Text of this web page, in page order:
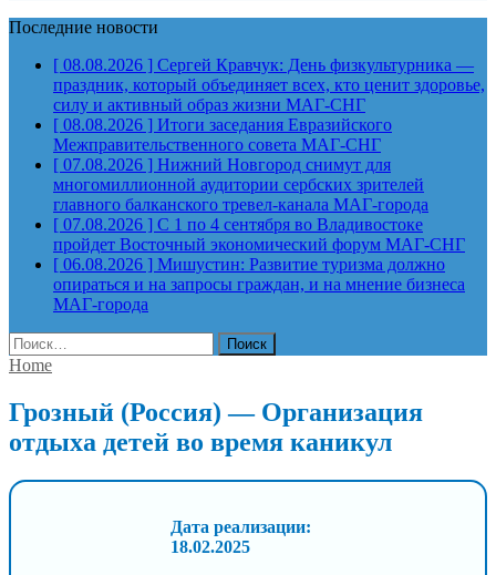
Последние новости
[ 08.08.2026 ] Сергей Кравчук: День физкультурника —
праздник, который объединяет всех, кто ценит здоровье,
силу и активный образ жизни МАГ-СНГ
[ 08.08.2026 ] Итоги заседания Евразийского
Межправительственного совета МАГ-СНГ
[ 07.08.2026 ] Нижний Новгород снимут для
многомиллионной аудитории сербских зрителей
главного балканского тревел-канала МАГ-города
[ 07.08.2026 ] С 1 по 4 сентября во Владивостоке
пройдет Восточный экономический форум МАГ-СНГ
[ 06.08.2026 ] Мишустин: Развитие туризма должно
опираться и на запросы граждан, и на мнение бизнеса
МАГ-города
Найти:
Home
Грозный (Россия) — Организация
отдыха детей во время каникул
Дата реализации:
18.02.2025